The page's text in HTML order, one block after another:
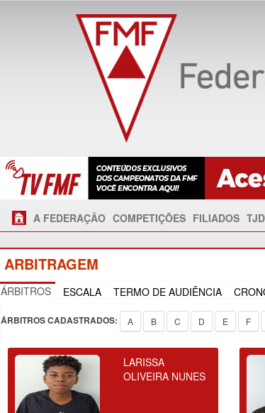
A FEDERAÇÃO COMPETIÇÕES FILIADOS TJD
ARBITRAGEM
ÁRBITROS ESCALA TERMO DE AUDIÊNCIA
ÁRBITROS CADASTRADOS: A B C D E F
LARISSA
OLIVEIRA NUNES